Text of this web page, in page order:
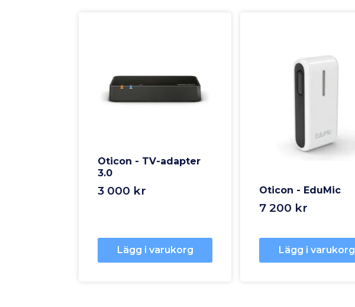
Oticon - TV-adapter
3.0
3 000 kr
Lägg i varukorg
Oticon - EduMic
7 200 kr
Lägg i varukorg